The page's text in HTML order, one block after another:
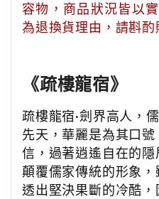
容物，商品狀況皆以
為退換貨理由，請斟酌
《疏樓龍宿》
疏樓龍宿•劍界高人，
先天，華麗是為其口
信，過著逍遙自在的
顛覆儒家傳統的形象
透出堅決果斷的冷酷